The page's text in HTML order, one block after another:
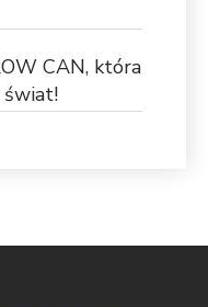
CAN, która
świat!